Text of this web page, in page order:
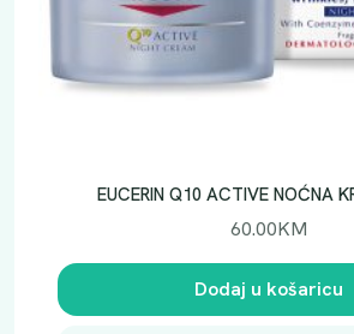
EUCERIN Q10 ACTIVE NOĆNA
60.00KM
Dodaj u košaricu